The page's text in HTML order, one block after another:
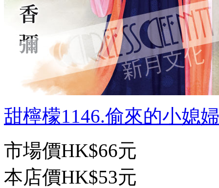
甜檸檬1146.偷來的小媳
市場價HK$66元
本店價HK$53元